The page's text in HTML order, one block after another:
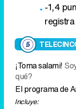
-1,4
¡Toma salami!
qué?
El programa de
Incluye: